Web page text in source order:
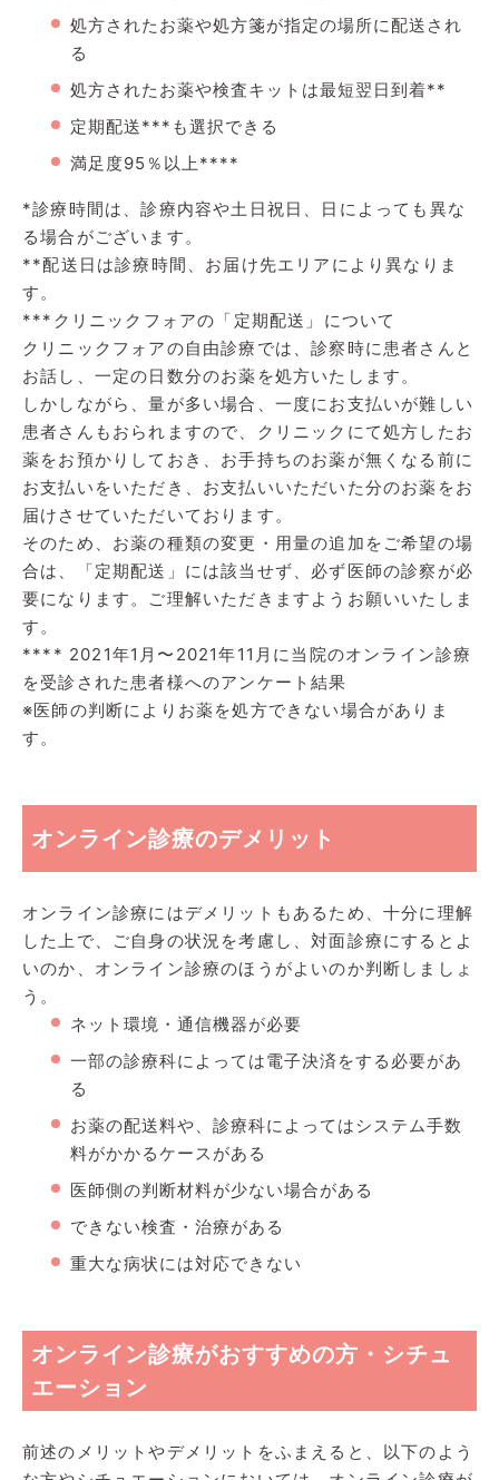
処方されたお薬や処方箋が指定の場所に配送され
る
処方されたお薬や検査キットは最短翌日到着**
定期配送***も選択できる
満足度95％以上****
*診療時間は、診療内容や土日祝日、日によっても異な
る場合がございます。
**配送日は診療時間、お届け先エリアにより異なりま
す。
***クリニックフォアの「定期配送」について
クリニックフォアの自由診療では、診察時に患者さんと
お話し、一定の日数分のお薬を処方いたします。
しかしながら、量が多い場合、一度にお支払いが難しい
患者さんもおられますので、クリニックにて処方したお
薬をお預かりしておき、お手持ちのお薬が無くなる前に
お支払いをいただき、お支払いいただいた分のお薬をお
届けさせていただいております。
そのため、お薬の種類の変更・用量の追加をご希望の場
合は、「定期配送」には該当せず、必ず医師の診察が必
要になります。ご理解いただきますようお願いいたしま
す。
**** 2021年1月〜2021年11月に当院のオンライン診療
を受診された患者様へのアンケート結果
※医師の判断によりお薬を処方できない場合がありま
す。
オンライン診療のデメリット
オンライン診療にはデメリットもあるため、十分に理解
した上で、ご自身の状況を考慮し、対面診療にするとよ
いのか、オンライン診療のほうがよいのか判断しましょ
う。
ネット環境・通信機器が必要
一部の診療科によっては電子決済をする必要があ
る
お薬の配送料や、診療科によってはシステム手数
料がかかるケースがある
医師側の判断材料が少ない場合がある
できない検査・治療がある
重大な病状には対応できない
オンライン診療がおすすめの方・シチュ
エーション
前述のメリットやデメリットをふまえると、以下のよう